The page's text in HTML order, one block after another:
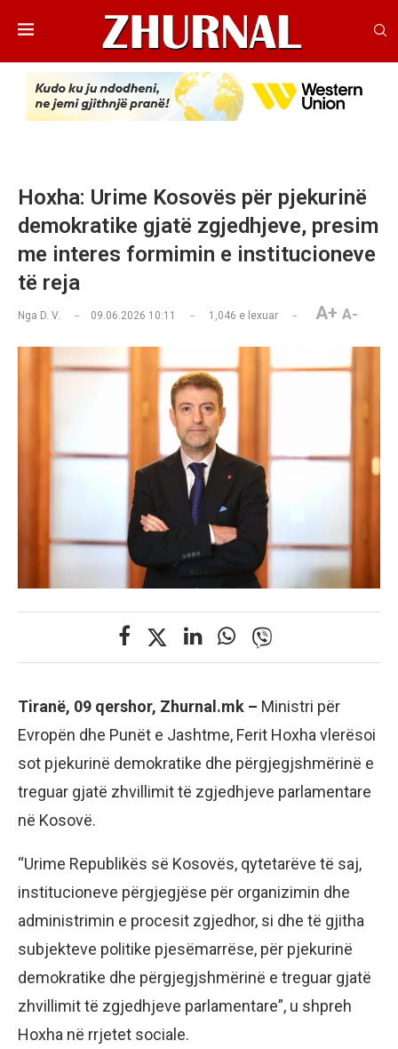
Hoxha: Urime Kosovës për pjekurinë
demokratike gjatë zgjedhjeve, presim
me interes formimin e institucioneve
të reja
Nga D. V. 09.06.2026 10:11 1,046 e lexuar A+ A-
Tiranë, 09 qershor, Zhurnal.mk – Ministri për
Evropën dhe Punët e Jashtme, Ferit Hoxha vlerësoi
sot pjekurinë demokratike dhe përgjegjshmërinë e
treguar gjatë zhvillimit të zgjedhjeve parlamentare
në Kosovë.
“Urime Republikës së Kosovës, qytetarëve të saj,
institucioneve përgjegjëse për organizimin dhe
administrimin e procesit zgjedhor, si dhe të gjitha
subjekteve politike pjesëmarrëse, për pjekurinë
demokratike dhe përgjegjshmërinë e treguar gjatë
zhvillimit të zgjedhjeve parlamentare”, u shpreh
Hoxha në rrjetet sociale.